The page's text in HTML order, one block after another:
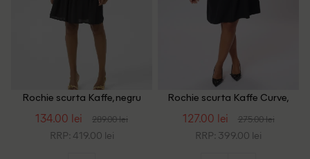
Rochie scurta Kaffe, negru
134.00 lei 289.00 lei
RRP: 419.00 lei
Rochie scurta Kaffe Curve,
127.00 lei 275.00 lei
RRP: 399.00 lei